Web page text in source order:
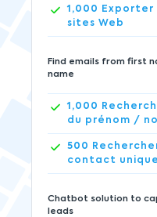
1,000
Exporter
sites Web
Find emails from first
name
1,000
du prénom /
500
contact unique
Chatbot solution to
leads